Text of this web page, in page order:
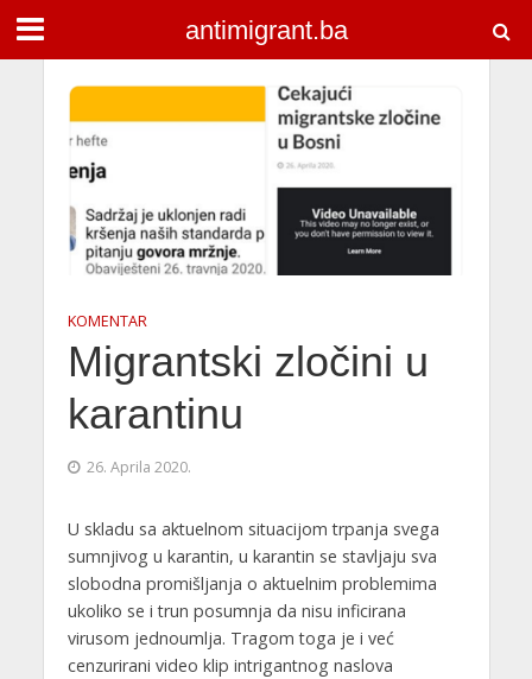
antimigrant.ba
KOMENTAR
Migrantski zločini u
karantinu
26. Aprila 2020.
U skladu sa aktuelnom situacijom trpanja svega
sumnjivog u karantin, u karantin se stavljaju sva
slobodna promišljanja o aktuelnim problemima
ukoliko se i trun posumnja da nisu inficirana
virusom jednoumlja. Tragom toga je i već
cenzurirani video klip intrigantnog naslova